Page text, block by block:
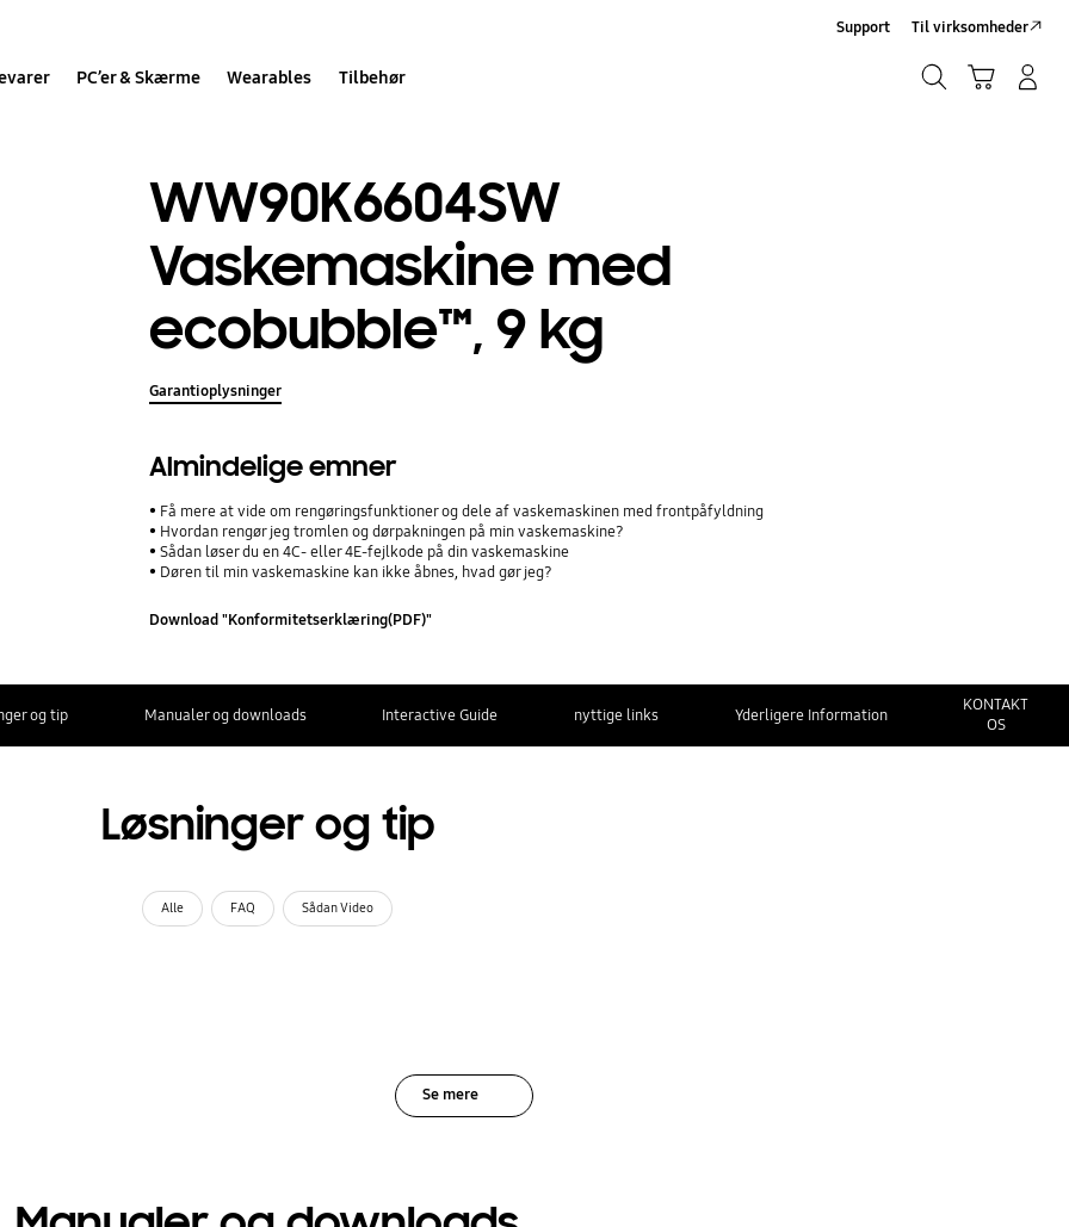
PC’er & Skærme Wearables Tilbehør
Support Til virksomheder
WW90K6604SW
Vaskemaskine med
ecobubble™, 9 kg
Garantioplysninger
Almindelige emner
Få mere at vide om rengøringsfunktioner og dele af vaskemaskinen med frontpåfyldning
Hvordan rengør jeg tromlen og dørpakningen på min vaskemaskine?
Sådan løser du en 4C- eller 4E-fejlkode på din vaskemaskine
Døren til min vaskemaskine kan ikke åbnes, hvad gør jeg?
Download "Konformitetserklæring(PDF)"
og tip Manualer og downloads Interactive Guide nyttige links Yderligere Information
KONTAKT
OS
Løsninger og tip
Alle FAQ Sådan Video
Se mere